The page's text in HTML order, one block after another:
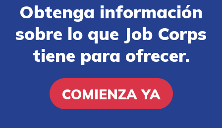
Obtenga información
sobre lo que Job Corps
tiene para ofrecer.
COMIENZA YA